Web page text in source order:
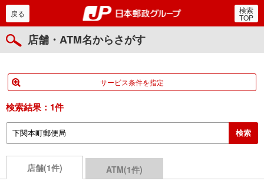
郵便局・日本郵政グルー
戻る 検索
TOP
店舗・ATM名からさがす
サービス条件を指定
検索結果： 1件
店舗(1件) ATM(1件)